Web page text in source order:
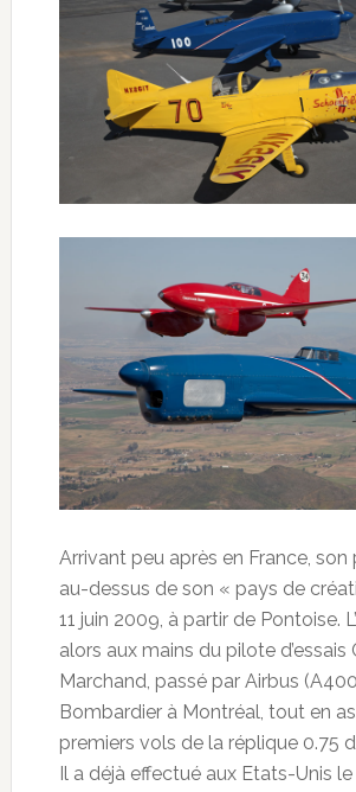
Arrivant peu après en France, son
au-dessus de son « pays de
11 juin 2009, à partir de Pontoise.
alors aux mains du pilote d’essais
Marchand, passé par Airbus
Bombardier à Montréal, tout en
premiers vols de la réplique 0.75
Il a déjà effectué aux Etats-Unis